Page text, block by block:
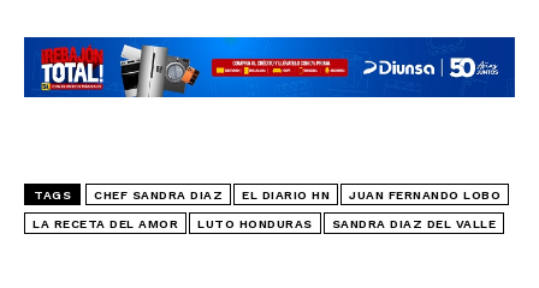
TAGS CHEF SANDRA DIAZ EL DIARIO HN JUAN FERNANDO LOBO
LA RECETA DEL AMOR LUTO HONDURAS SANDRA DIAZ DEL VALLE